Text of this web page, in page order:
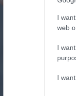
I
web
I
I